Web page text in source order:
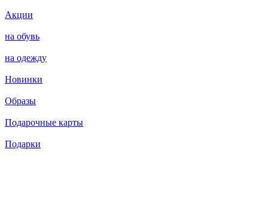
Акции
на обувь
на одежду
Новинки
Образы
Подарочные карты
Подарки